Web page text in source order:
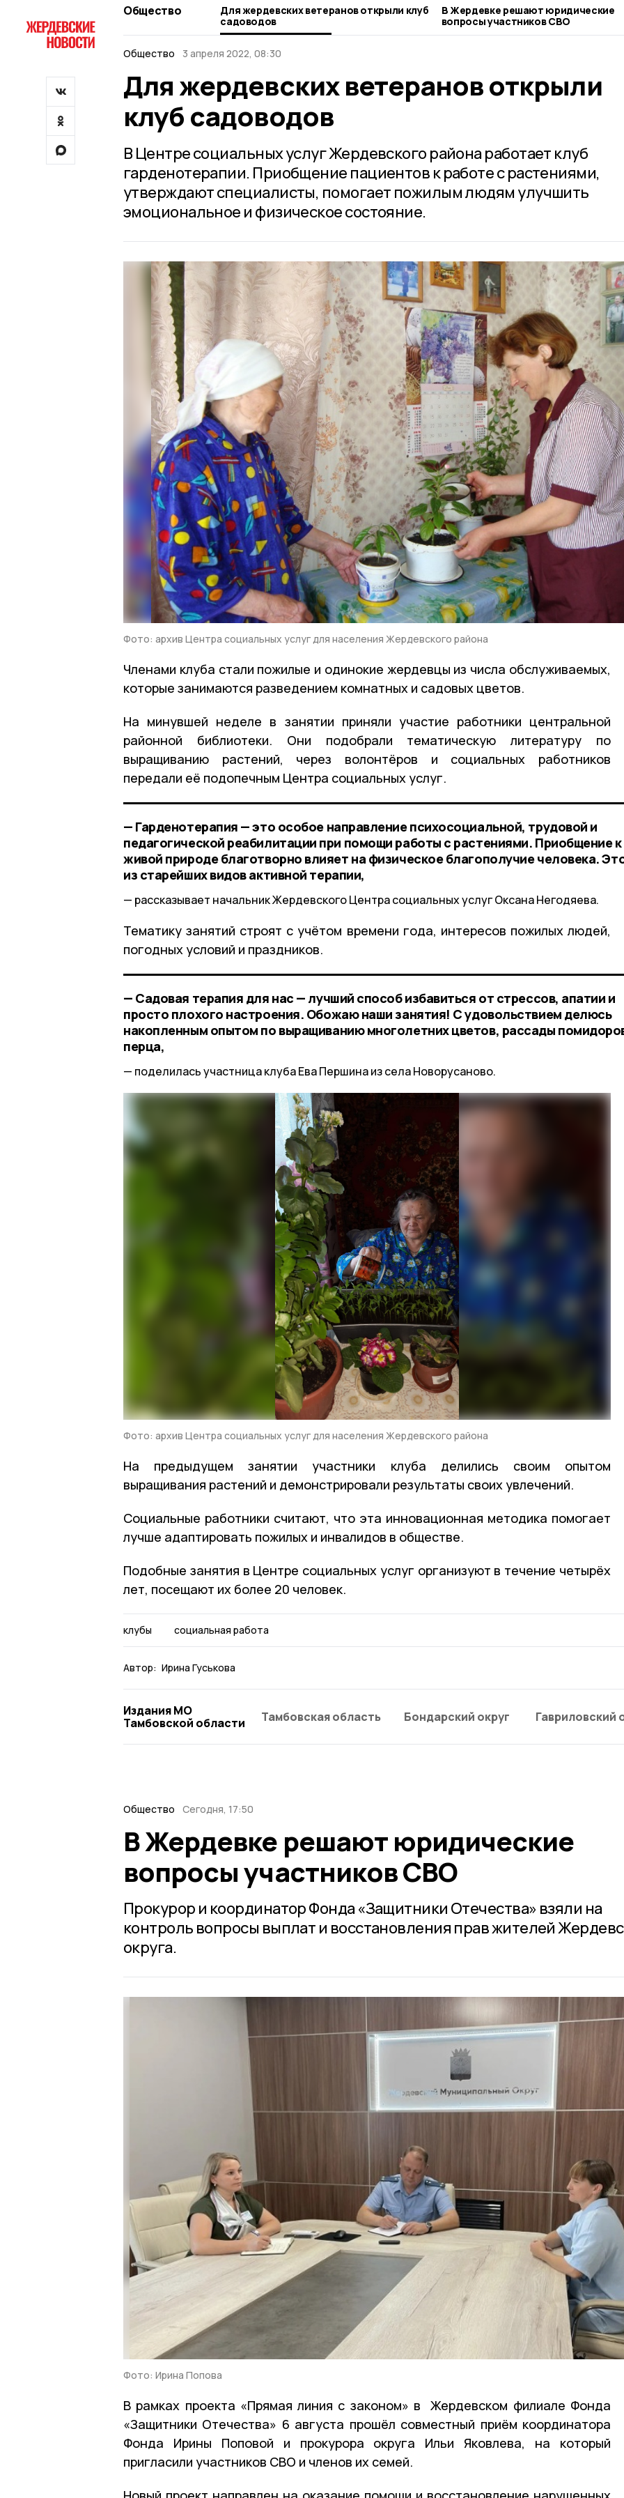
Общество
Для жердевских ветеранов открыли клуб
садоводов
В Жердевке решают юридические
вопросы участников СВО
Общество 3 апреля 2022, 08:30
Для жердевских ветеранов открыли
клуб садоводов
В Центре социальных услуг Жердевского района работает клуб
гарденотерапии. Приобщение пациентов к работе с растениями,
утверждают специалисты, помогает пожилым людям улучшить
эмоциональное и физическое состояние.
Фото: архив Центра социальных услуг для населения Жердевского района
Членами клуба стали пожилые и одинокие жердевцы из числа обслуживаемых,
которые занимаются разведением комнатных и садовых цветов.
На минувшей неделе в занятии приняли участие работники центральной
районной библиотеки. Они подобрали тематическую литературу по
выращиванию растений, через волонтёров и социальных работников
передали её подопечным Центра социальных услуг.
— Гарденотерапия — это особое направление психосоциальной, трудовой и
педагогической реабилитации при помощи работы с растениями. Приобщение к
живой природе благотворно влияет на физическое благополучие человека.
из старейших видов активной терапии,
рассказывает начальник Жердевского Центра социальных услуг Оксана Негодяева.
Тематику занятий строят с учётом времени года, интересов пожилых людей,
погодных условий и праздников.
— Садовая терапия для нас — лучший способ избавиться от стрессов, апатии и
просто плохого настроения. Обожаю наши занятия! С удовольствием делюсь
накопленным опытом по выращиванию многолетних цветов, рассады
перца,
поделилась участница клуба Ева Першина из села Новорусаново.
Фото: архив Центра социальных услуг для населения Жердевского района
На предыдущем занятии участники клуба делились своим опытом
выращивания растений и демонстрировали результаты своих увлечений.
Социальные работники считают, что эта инновационная методика помогает
лучше адаптировать пожилых и инвалидов в обществе.
Подобные занятия в Центре социальных услуг организуют в течение четырёх
лет, посещают их более 20 человек.
клубы социальная работа
Автор: Ирина Гуськова
Издания МО
Тамбовской области
Тамбовская область Бондарский округ Гавриловский
Общество Сегодня, 17:50
В Жердевке решают юридические
вопросы участников СВО
Прокурор и координатор Фонда «Защитники Отечества» взяли на
контроль вопросы выплат и восстановления прав жителей
округа.
Фото: Ирина Попова
В рамках проекта «Прямая линия с законом» в Жердевском филиале Фонда
«Защитники Отечества» 6 августа прошёл совместный приём координатора
Фонда Ирины Поповой и прокурора округа Ильи Яковлева, на который
пригласили участников СВО и членов их семей.